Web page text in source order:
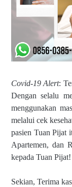
Covid-19 Alert:
Dengan selalu
menggunakan
melalui cek
pasien Tuan Pijat
Apartemen, dan
kepada Tuan Pijat!
Sekian, Terima